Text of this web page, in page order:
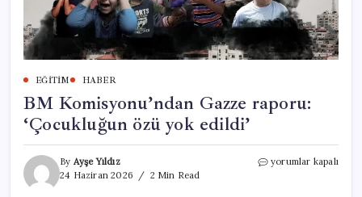
EĞITIM HABER
BM Komisyonu’ndan Gazze raporu:
‘Çocukluğun özü yok edildi’
By Ayşe Yıldız
24 Haziran 2026
2 Min Read
BM
yorumlar kapalı